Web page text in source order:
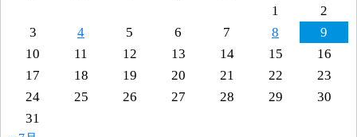
1
2
3
4 5 6 7 8
9
10
11 12 13 14 15
16
17
18 19 20 21 22
23
24
25 26 27 28 29
30
31